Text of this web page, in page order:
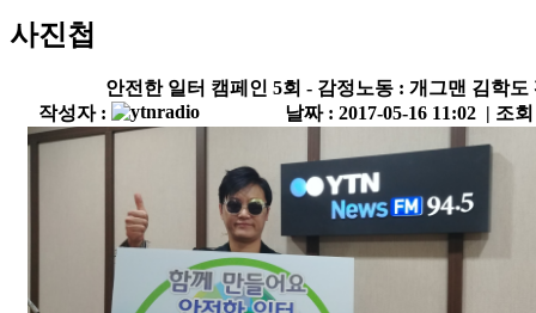
사진첩
안전한 일터 캠페인 5회 - 감정노동 : 개그맨 김학도
작성자 :
날짜 : 2017-05-16 11:02 | 조